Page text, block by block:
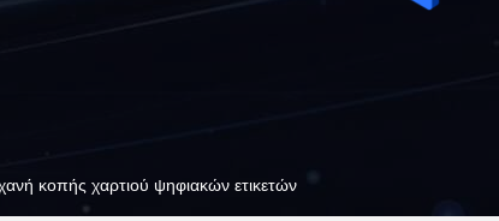
κοπής χαρτιού ψηφιακών ετικετών